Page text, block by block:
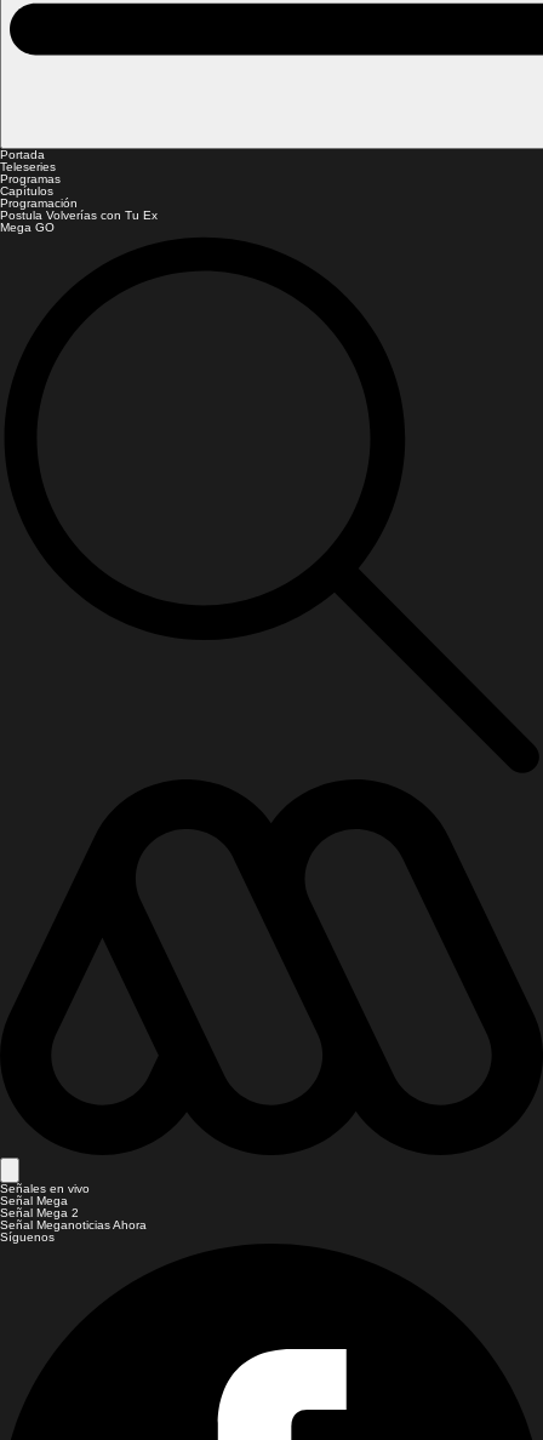
Portada
Teleseries
Programas
Capítulos
Programación
Postula Volverías con Tu Ex
Mega GO
Señales en vivo
Señal Mega
Señal Mega 2
Señal Meganoticias Ahora
Síguenos